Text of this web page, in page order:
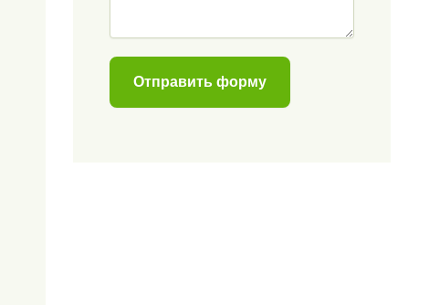
Отправить форму